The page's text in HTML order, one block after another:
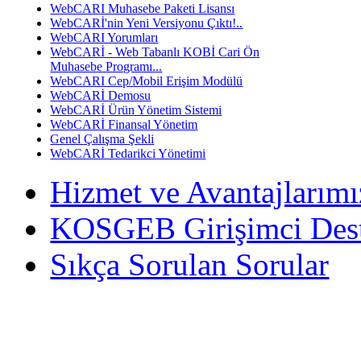
WebCARI Muhasebe Paketi Lisansı
WebCARİ'nin Yeni Versiyonu Çıktı!..
WebCARI Yorumları
WebCARİ - Web Tabanlı KOBİ Cari Ön
Muhasebe Programı...
WebCARI Cep/Mobil Erişim Modülü
WebCARİ Demosu
WebCARİ Ürün Yönetim Sistemi
WebCARİ Finansal Yönetim
Genel Çalışma Şekli
WebCARİ Tedarikci Yönetimi
Hizmet ve
KOSGEB Girişimci
Sıkça Sorulan Sorular